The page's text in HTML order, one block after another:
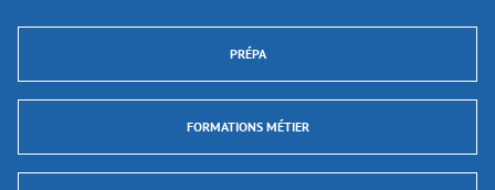
PRÉPA
FORMATIONS MÉTIER